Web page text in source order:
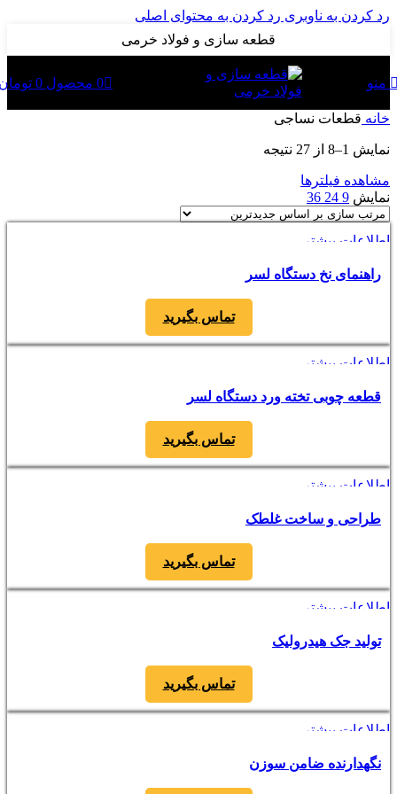
رد کردن به ناوبری رد کردن به محتوای اصلی
قطعه سازی و فولاد خرمی
منو 0 محصول 0
خانه قطعات نساجی
نمایش 1–8 از 27 نتیجه
مشاهده فیلترها
نمایش 9
24
36
اطلاعات بیشتر
افزودن به مقایسه
راهنمای نخ دستگاه لسر
تماس بگیرید
اطلاعات بیشتر
افزودن به مقایسه
قطعه چوبی تخته ورد دستگاه لسر
تماس بگیرید
اطلاعات بیشتر
افزودن به مقایسه
طراحی و ساخت غلطک
تماس بگیرید
اطلاعات بیشتر
افزودن به مقایسه
تولید جک هیدرولیک
تماس بگیرید
اطلاعات بیشتر
افزودن به مقایسه
نگهدارنده ضامن سوزن